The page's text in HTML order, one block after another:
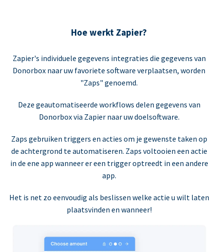
Hoe werkt Zapier?
Zapier's individuele gegevens integraties die gegevens van
Donorbox naar uw favoriete software verplaatsen, worden
"Zaps" genoemd.
Deze geautomatiseerde workflows delen gegevens van
Donorbox via Zapier naar uw doelsoftware.
Zaps gebruiken triggers en acties om je gewenste taken op
de achtergrond te automatiseren. Zaps voltooien een actie
in de ene app wanneer er een trigger optreedt in een andere
app.
Het is net zo eenvoudig als beslissen welke actie u wilt laten
plaatsvinden en wanneer!